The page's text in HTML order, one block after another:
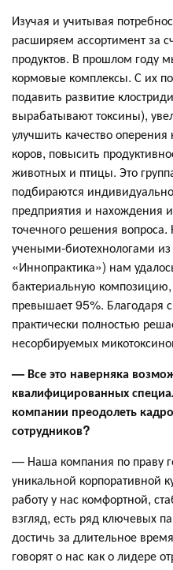
Изучая и учитывая
расширяем ассортимент за
продуктов. В прошлом году
кормовые комплексы. С их
подавить развитие
вырабатывают токсины),
улучшить качество
коров, повысить
животных и птицы. Это
подбираются
предприятия и нахождения
точечного решения
учеными-биотехнологами
«Иннопрактика») нам
бактериальную
превышает 95%. Благодаря
практически полностью
несорбируемых
— Все это наверняка
квалифицированных
компании преодолеть
сотрудников?
— Наша компания по праву
уникальной корпоративной
работу у нас комфортной,
взгляд, есть ряд ключевых
достичь за длительное
говорят о нас как о лидере